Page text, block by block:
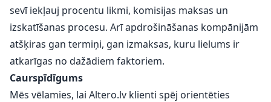
sevī iekļauj procentu likmi, komisijas maksas un
izskatīšanas procesu. Arī apdrošināšanas kompānijām
atšķiras gan termiņi, gan izmaksas, kuru lielums ir
atkarīgas no dažādiem faktoriem.
Caurspīdīgums
Mēs vēlamies, lai Altero.lv klienti spēj orientēties